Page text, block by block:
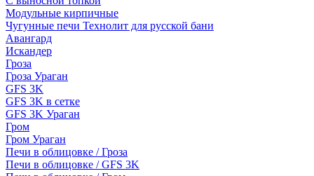
Модульные кирпичные
Чугунные печи Технолит для русской бани
Авангард
Искандер
Гроза
Гроза Ураган
GFS 3K
GFS 3K в сетке
GFS 3K Ураган
Гром
Гром Ураган
Печи в облицовке / Гроза
Печи в облицовке / GFS 3K